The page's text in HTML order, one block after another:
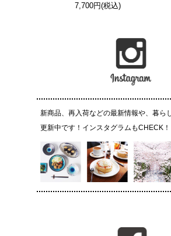
7,700円(税込)
新商品、再入荷などの最新情報や、暮ら
更新中です！インスタグラムもCHECK！